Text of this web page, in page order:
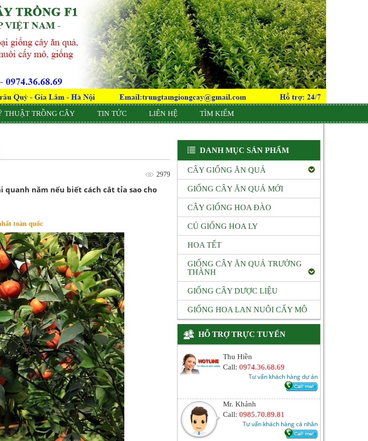
THUẬT TRỒNG CÂY TIN TỨC LIÊN HỆ TÌM KIẾM
2979
quanh năm nếu biết cách cắt tỉa sao cho
toàn quốc
DANH MỤC SẢN PHẨM
CÂY GIỐNG ĂN QUẢ
GIỐNG CÂY ĂN QUẢ MỚI
CÂY GIỐNG HOA ĐÀO
CỦ GIỐNG HOA LY
HOA TẾT
GIỐNG CÂY ĂN QUẢ TRƯỞNG
THÀNH
GIỐNG CÂY DƯỢC LIỆU
GIỐNG HOA LAN NUÔI CẤY MÔ
HỖ TRỢ TRỰC TUYẾN
Thu Hiền
Call:0974.36.68.69
Tư vấn khách hàng dự án
Mr. Khánh
Call:0985.70.89.81
Tư vấn khách hàng cá nhân